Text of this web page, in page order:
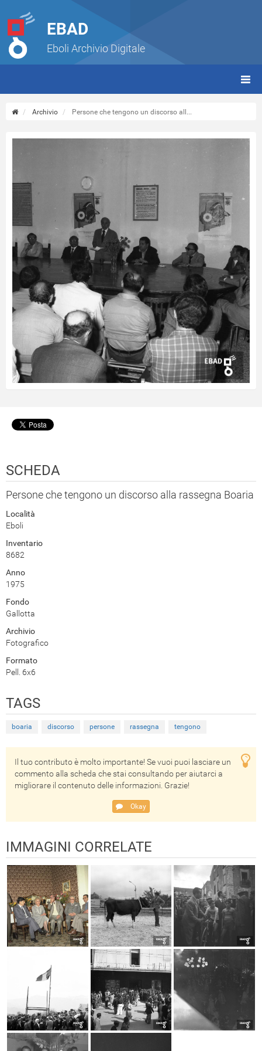
EBAD
Eboli Archivio Digitale
Archivio Persone che tengono un discorso all...
SCHEDA
Persone che tengono un discorso alla rassegna Boaria
Località
Eboli
Inventario
8682
Anno
1975
Fondo
Gallotta
Archivio
Fotografico
Formato
Pell. 6x6
TAGS
boaria discorso persone rassegna tengono
Il tuo contributo è molto importante! Se vuoi puoi lasciare un
commento alla scheda che stai consultando per aiutarci a
migliorare il contenuto delle informazioni. Grazie!
Okay
IMMAGINI CORRELATE